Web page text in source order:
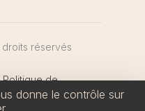
réservés
Politique de
confidentialité
donne le contrôle sur